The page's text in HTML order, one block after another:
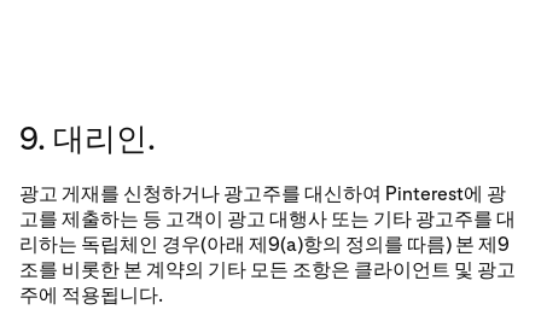
9. 대리인.
광고 게재를 신청하거나 광고주를 대신하여 Pinterest에 광
고를 제출하는 등 고객이 광고 대행사 또는 기타 광고주를 대
리하는 독립체인 경우(아래 제9(a)항의 정의를 따름) 본 제9
조를 비롯한 본 계약의 기타 모든 조항은 클라이언트 및 광고
주에 적용됩니다.